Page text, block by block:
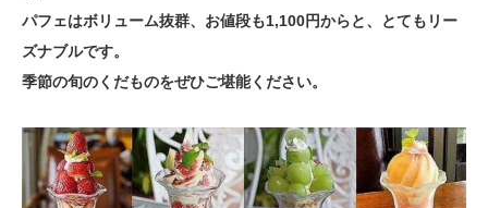
パフェはボリューム抜群、お値段も1,100円からと、とてもリー
ズナブルです。
季節の旬のくだものをぜひご堪能ください。